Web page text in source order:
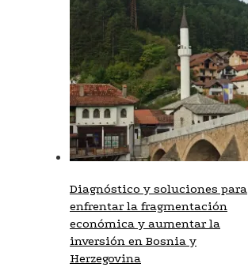
Diagnóstico y soluciones para
enfrentar la fragmentación
económica y aumentar la
inversión en Bosnia y
Herzegovina